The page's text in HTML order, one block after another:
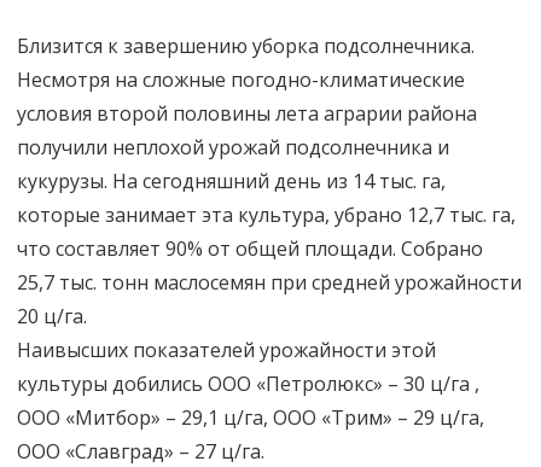
Близится к завершению уборка подсолнечника.
Несмотря на сложные погодно-климатические
условия второй половины лета аграрии района
получили неплохой урожай подсолнечника и
кукурузы. На сегодняшний день из 14 тыс. га,
которые занимает эта культура, убрано 12,7 тыс. га,
что составляет 90% от общей площади. Собрано
25,7 тыс. тонн маслосемян при средней урожайности
20 ц/га.
Наивысших показателей урожайности этой
культуры добились ООО «Петролюкс» – 30 ц/га ,
ООО «Митбор» – 29,1 ц/га, ООО «Трим» – 29 ц/га,
ООО «Славград» – 27 ц/га.